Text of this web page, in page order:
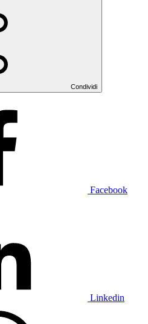
Condividi
Facebook
Linkedin